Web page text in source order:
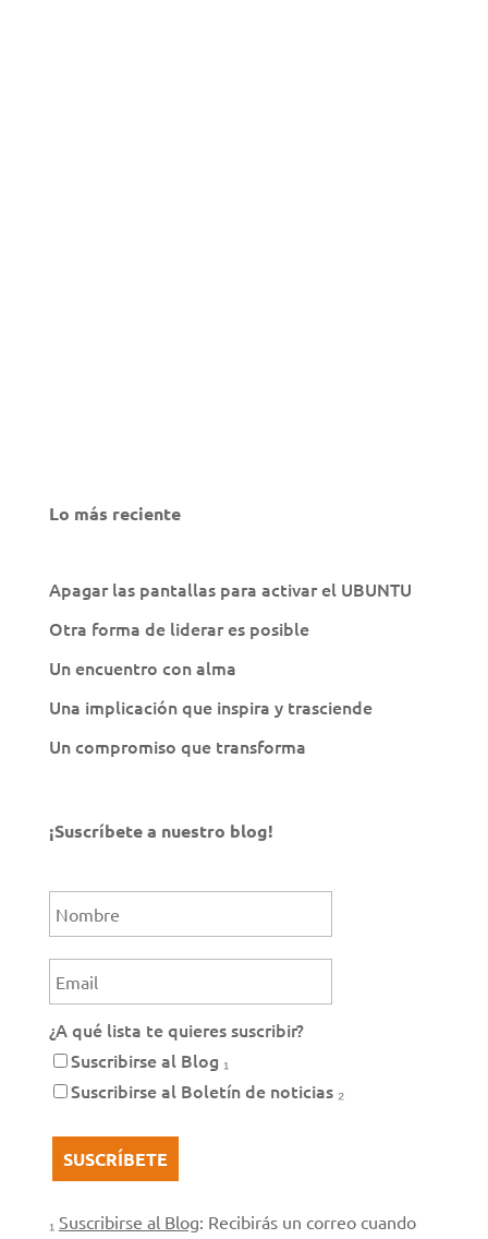
Lo más reciente
Apagar las pantallas para activar el UBUNTU
Otra forma de liderar es posible
Un encuentro con alma
Una implicación que inspira y trasciende
Un compromiso que transforma
¡Suscríbete a nuestro blog!
¿A qué lista te quieres suscribir?
Suscribirse al Blog ₁
Suscribirse al Boletín de noticias ₂
₁ Suscribirse al Blog: Recibirás un correo cuando